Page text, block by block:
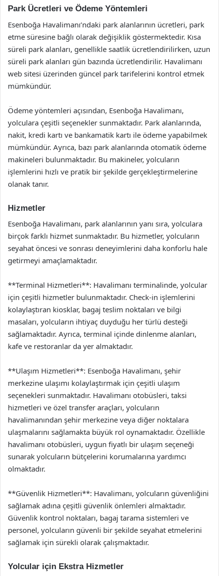
Park Ücretleri ve Ödeme Yöntemleri
Esenboğa Havalimanı’ndaki park alanlarının ücretleri, park
etme süresine bağlı olarak değişiklik göstermektedir. Kısa
süreli park alanları, genellikle saatlik ücretlendirilirken, uzun
süreli park alanları gün bazında ücretlendirilir. Havalimanı
web sitesi üzerinden güncel park tarifelerini kontrol etmek
mümkündür.
Ödeme yöntemleri açısından, Esenboğa Havalimanı,
yolculara çeşitli seçenekler sunmaktadır. Park alanlarında,
nakit, kredi kartı ve bankamatik kartı ile ödeme yapabilmek
mümkündür. Ayrıca, bazı park alanlarında otomatik ödeme
makineleri bulunmaktadır. Bu makineler, yolcuların
işlemlerini hızlı ve pratik bir şekilde gerçekleştirmelerine
olanak tanır.
Hizmetler
Esenboğa Havalimanı, park alanlarının yanı sıra, yolculara
birçok farklı hizmet sunmaktadır. Bu hizmetler, yolcuların
seyahat öncesi ve sonrası deneyimlerini daha konforlu hale
getirmeyi amaçlamaktadır.
**Terminal Hizmetleri**: Havalimanı terminalinde, yolcular
için çeşitli hizmetler bulunmaktadır. Check-in işlemlerini
kolaylaştıran kiosklar, bagaj teslim noktaları ve bilgi
masaları, yolcuların ihtiyaç duyduğu her türlü desteği
sağlamaktadır. Ayrıca, terminal içinde dinlenme alanları,
kafe ve restoranlar da yer almaktadır.
**Ulaşım Hizmetleri**: Esenboğa Havalimanı, şehir
merkezine ulaşımı kolaylaştırmak için çeşitli ulaşım
seçenekleri sunmaktadır. Havalimanı otobüsleri, taksi
hizmetleri ve özel transfer araçları, yolcuların
havalimanından şehir merkezine veya diğer noktalara
ulaşmalarını sağlamakta büyük rol oynamaktadır. Özellikle
havalimanı otobüsleri, uygun fiyatlı bir ulaşım seçeneği
sunarak yolcuların bütçelerini korumalarına yardımcı
olmaktadır.
**Güvenlik Hizmetleri**: Havalimanı, yolcuların güvenliğini
sağlamak adına çeşitli güvenlik önlemleri almaktadır.
Güvenlik kontrol noktaları, bagaj tarama sistemleri ve
personel, yolcuların güvenli bir şekilde seyahat etmelerini
sağlamak için sürekli olarak çalışmaktadır.
Yolcular için Ekstra Hizmetler